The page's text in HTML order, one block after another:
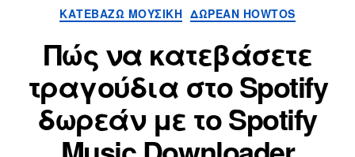
ό
τ
υ
Κατηγορίες
ΚΑΤΕΒΆΖΩ ΜΟΥΣΙΚΉ ΔΩΡΕΆΝ HOWTOS
Πώς να κατεβάσετε
τραγούδια στο Spotify
δωρεάν με το Spotify